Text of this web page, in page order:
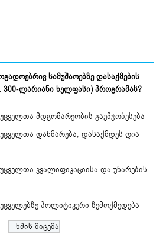
სამუშაოებზე დასაქმების
300-ლარიანი ხელფასი) პროგრამას?
მდგომარეობის გაუმჯობესება
დახმარება, დასაქმდეს ღია
კვალიფიკაციისა და უნარების
პოლიტიკური ზემოქმედება